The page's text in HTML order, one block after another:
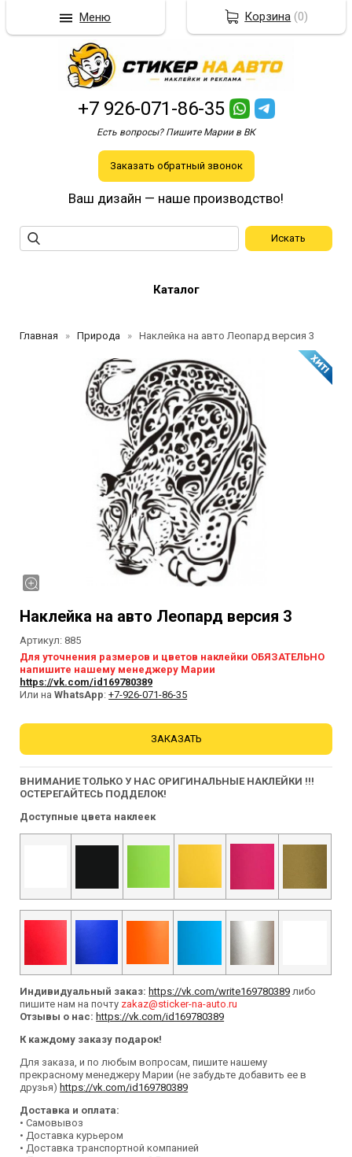
+7 926-071-86-35
Есть вопросы? Пишите Марии в ВК
Заказать обратный звонок
Ваш дизайн — наше производство!
Каталог
Главная Природа Наклейка на авто Леопард версия 3
Наклейка на авто Леопард версия 3
Артикул: 885
Для уточнения размеров и цветов наклейки ОБЯЗАТЕЛЬНО
напишите нашему менеджеру Марии
https://vk.com/id169780389
Или наWhatsApp:+7-926-071-86-35
ЗАКАЗАТЬ
ВНИМАНИЕ ТОЛЬКО У НАС ОРИГИНАЛЬНЫЕ НАКЛЕЙКИ !!!
ОСТЕРЕГАЙТЕСЬ ПОДДЕЛОК!
Доступные цвета наклеек
Индивидуальный заказ: https://vk.com/write169780389 либо
пишите нам на почту zakaz@sticker-na-auto.ru
Отзывы о нас: https://vk.com/id169780389
К каждому заказу подарок!
Для заказа, и по любым вопросам, пишите нашему
прекрасному менеджеру Марии (не забудьте добавить ее в
друзья) https://vk.com/id169780389
Доставка и оплата:
• Самовывоз
• Доставка курьером
• Доставка транспортной компанией
Корзина (0)
Меню